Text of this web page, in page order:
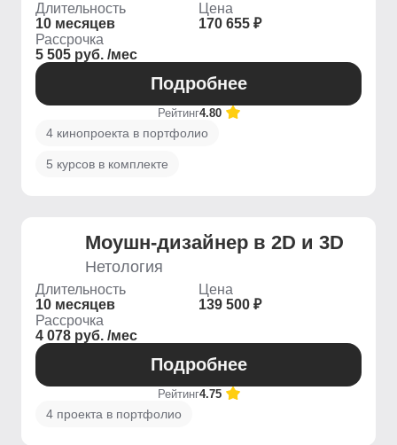
Длительность
10 месяцев
Цена
170 655 ₽
Рассрочка
5 505 руб. /мес
Подробнее
Рейтинг4.80
4 кинопроекта в портфолио
5 курсов в комплекте
Моушн-дизайнер в 2D и 3D
Нетология
Длительность
10 месяцев
Цена
139 500 ₽
Рассрочка
4 078 руб. /мес
Подробнее
Рейтинг4.75
4 проекта в портфолио